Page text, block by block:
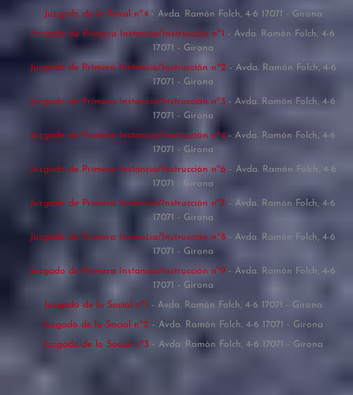
Juzgado de lo Penal nº4 - Avda. Ramón Folch, 4-6 17071 - Girona
Juzgado de Primera Instancia/Instrucción nº1 - Avda. Ramón Folch, 4-6
17071 - Girona
Juzgado de Primera Instancia/Instrucción nº2 - Avda. Ramón Folch, 4-6
17071 - Girona
Juzgado de Primera Instancia/Instrucción nº3 - Avda. Ramón Folch, 4-6
17071 - Girona
Juzgado de Primera Instancia/Instrucción nº4 - Avda. Ramón Folch, 4-6
17071 - Girona
Juzgado de Primera Instancia/Instrucción nº6 - Avda. Ramón Folch, 4-6
17071 - Girona
Juzgado de Primera Instancia/Instrucción nº7 - Avda. Ramón Folch, 4-6
17071 - Girona
Juzgado de Primera Instancia/Instrucción nº8 - Avda. Ramón Folch, 4-6
17071 - Girona
Juzgado de Primera Instancia/Instrucción nº9 - Avda. Ramón Folch, 4-6
17071 - Girona
Juzgado de lo Social nº1 - Avda. Ramón Folch, 4-6 17071 - Girona
Juzgado de lo Social nº2 - Avda. Ramón Folch, 4-6 17071 - Girona
Juzgado de lo Social nº3 - Avda. Ramón Folch, 4-6 17071 - Girona